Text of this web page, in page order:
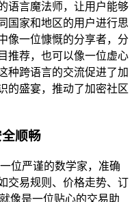
语言魔法师，让用户能够
国家和地区的用户进行思
像一位慷慨的分享者，分
推荐，也可以像一位虚心
种跨语言的交流促进了加
的盛宴，推动了加密社区
全顺畅
位严谨的数学家，准确
交易规则、价格走势、订
像是一位贴心的交易助